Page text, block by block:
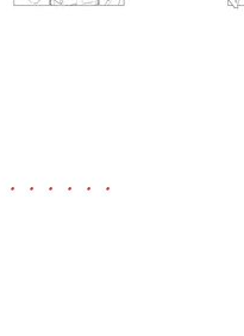
・・・・・